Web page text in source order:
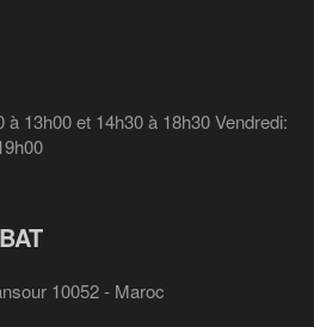
à 13h00 et 14h30 à 18h30 Vendredi:
10052 - Maroc